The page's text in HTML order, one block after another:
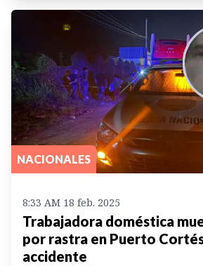
NACIONALES
8:33 AM 18 feb. 2025
Trabajadora doméstica
por rastra en Puerto
accidente